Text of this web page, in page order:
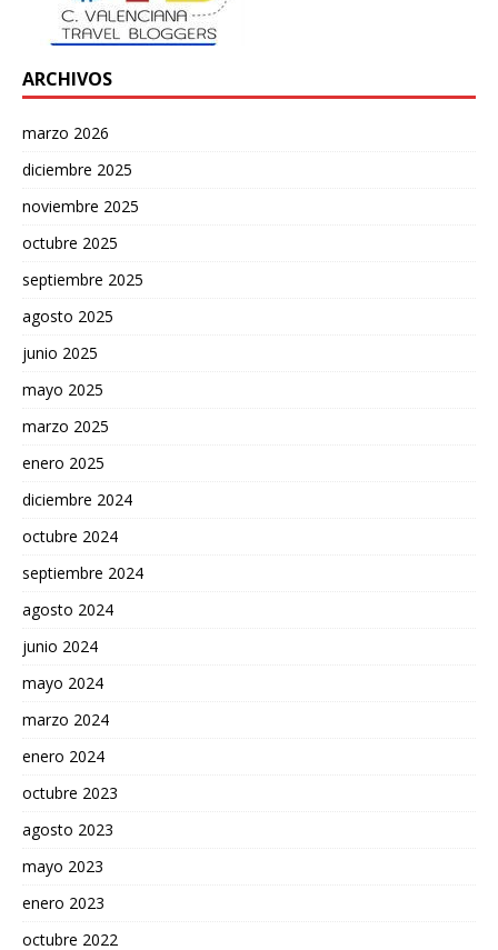
ARCHIVOS
marzo 2026
diciembre 2025
noviembre 2025
octubre 2025
septiembre 2025
agosto 2025
junio 2025
mayo 2025
marzo 2025
enero 2025
diciembre 2024
octubre 2024
septiembre 2024
agosto 2024
junio 2024
mayo 2024
marzo 2024
enero 2024
octubre 2023
agosto 2023
mayo 2023
enero 2023
octubre 2022